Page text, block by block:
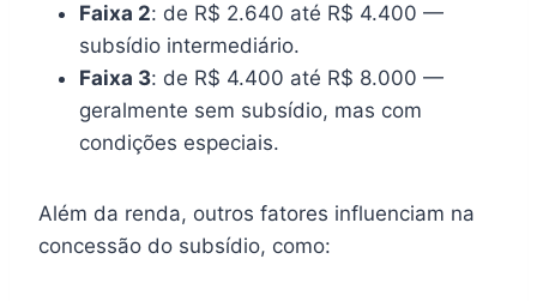
Faixa 2: de R$ 2.640 até R$ 4.400 —
subsídio intermediário.
Faixa 3: de R$ 4.400 até R$ 8.000 —
geralmente sem subsídio, mas com
condições especiais.
Além da renda, outros fatores influenciam na
concessão do subsídio, como: